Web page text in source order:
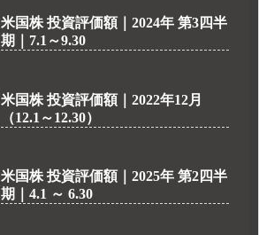
米国株 投資評価額｜2024年 第3四半
期｜7.1～9.30
米国株 投資評価額｜2022年12月
（12.1～12.30）
米国株 投資評価額｜2025年 第2四半
期｜4.1 ～ 6.30